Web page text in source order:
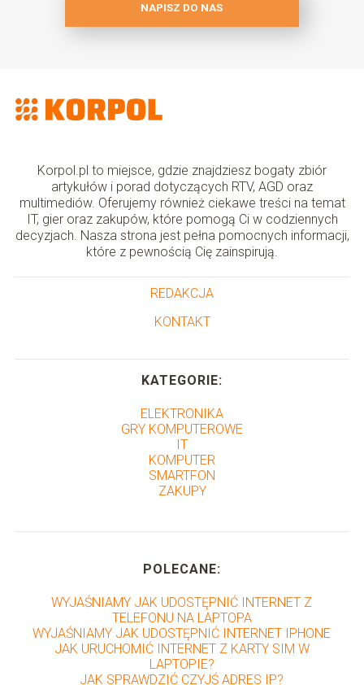
NAPISZ DO NAS
Korpol.pl to miejsce, gdzie znajdziesz bogaty zbiór
artykułów i porad dotyczących RTV, AGD oraz
multimediów. Oferujemy również ciekawe treści na temat
IT, gier oraz zakupów, które pomogą Ci w codziennych
decyzjach. Nasza strona jest pełna pomocnych informacji,
które z pewnością Cię zainspirują.
REDAKCJA
KONTAKT
KATEGORIE:
ELEKTRONIKA
GRY KOMPUTEROWE
IT
KOMPUTER
SMARTFON
ZAKUPY
POLECANE:
WYJAŚNIAMY JAK UDOSTĘPNIĆ INTERNET Z
TELEFONU NA LAPTOPA
WYJAŚNIAMY JAK UDOSTĘPNIĆ INTERNET IPHONE
JAK URUCHOMIĆ INTERNET Z KARTY SIM W
LAPTOPIE?
JAK SPRAWDZIĆ CZYJŚ ADRES IP?